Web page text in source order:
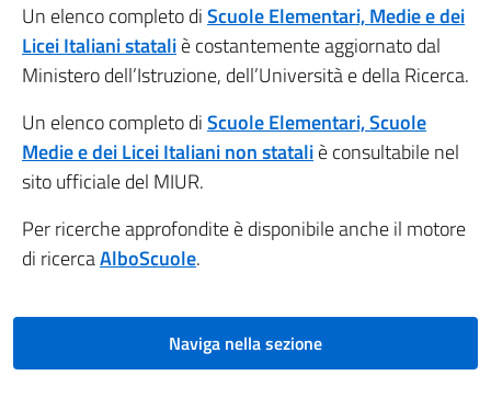
Un elenco completo diScuole Elementari, Medie e dei
Licei Italiani stataliè costantemente aggiornato dal
Ministero dell’Istruzione, dell’Università e della Ricerca.
Un elenco completo diScuole Elementari, Scuole
Medie e dei Licei Italiani non stataliè consultabile nel
sito ufficiale del MIUR.
Per ricerche approfondite è disponibile anche il motore
di ricercaAlboScuole.
Naviga nella sezione